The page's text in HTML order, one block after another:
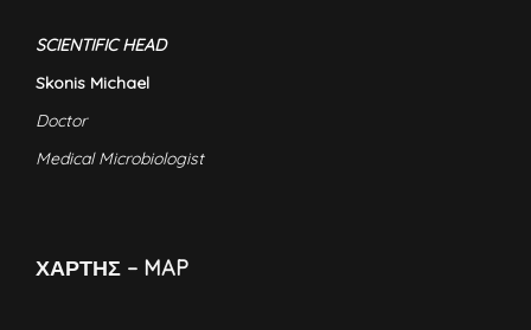
SCIENTIFIC HEAD
Skonis Michael
Doctor
Medical Microbiologist
ΧΑΡΤΗΣ – MAP